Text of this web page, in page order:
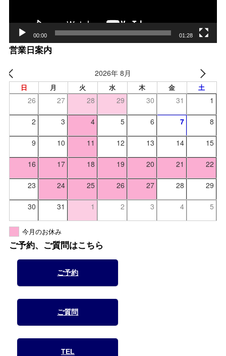
00:00 01:28
営業日案内
2026年 8月
日 月 火 水 木 金 土
26 27 28 29 30 31 1
2 3 4 5 6 7 8
9 10 11 12 13 14 15
16 17 18 19 20 21 22
23 24 25 26 27 28 29
30 31 1 2 3 4 5
今月のお休み
ご予約、ご質問はこちら
ご予約
ご質問
TEL